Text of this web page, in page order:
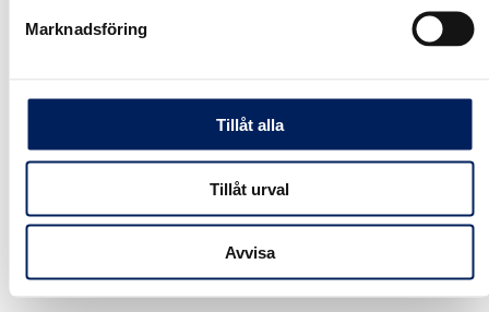
Marknadsföring
Tillåt alla
Tillåt urval
Avvisa